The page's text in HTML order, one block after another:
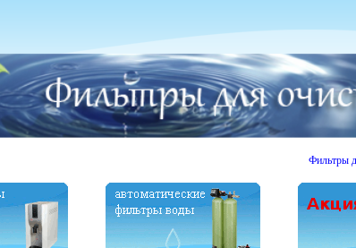
Фильтры для